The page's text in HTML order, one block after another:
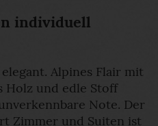
individuell
Alpines Flair mit
Holz und edle Stoff
Note. Der
Zimmer und Suiten ist